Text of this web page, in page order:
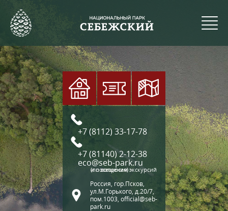
+7 (8112) 33-17-78
+7 (81140) 2-12-38
eco@seb-park.ru
(по вопросам экскурсий и посещения)
Россия, гор.Псков,
ул.М.Горького, д.20/7,
пом.1003, official@seb-
park.ru